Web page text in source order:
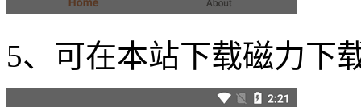
5、可在本站下载磁力下